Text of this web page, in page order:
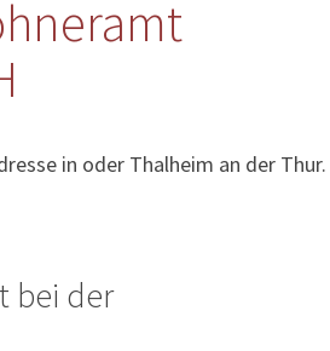
in oder Thalheim an der Thur.
bei der